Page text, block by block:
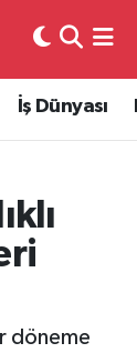
İş Dünyası
döneme